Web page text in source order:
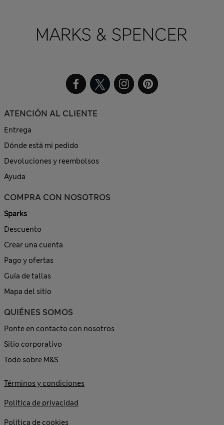
ATENCIÓN AL CLIENTE
Entrega
Dónde está mi pedido
Devoluciones y reembolsos
Ayuda
COMPRA CON NOSOTROS
Sparks
Descuento
Crear una cuenta
Pago y ofertas
Guía de tallas
Mapa del sitio
QUIÉNES SOMOS
Ponte en contacto con nosotros
Sitio corporativo
Todo sobre M&S
Términos y condiciones
Política de privacidad
Política de cookies